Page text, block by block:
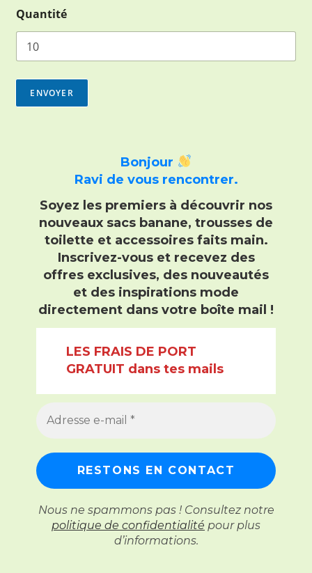
Quantité
ENVOYER
Bonjour
Ravi de vous rencontrer.
Soyez les premiers à découvrir nos
nouveaux sacs banane, trousses de
toilette et accessoires faits main.
Inscrivez-vous et recevez des
offres exclusives, des nouveautés
et des inspirations mode
directement dans votre boîte mail !
LES FRAIS DE PORT
GRATUIT dans tes mails
Nous ne spammons pas ! Consultez notre
politique de confidentialité pour plus
d’informations.